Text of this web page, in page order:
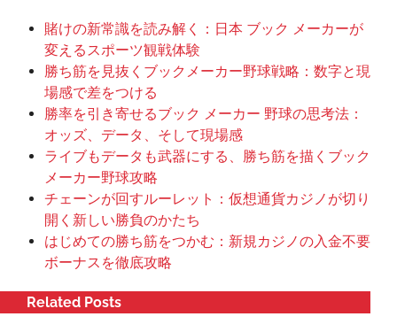
賭けの新常識を読み解く：日本 ブック メーカーが
変えるスポーツ観戦体験
勝ち筋を見抜くブックメーカー野球戦略：数字と現
場感で差をつける
勝率を引き寄せるブック メーカー 野球の思考法：
オッズ、データ、そして現場感
ライブもデータも武器にする、勝ち筋を描くブック
メーカー野球攻略
チェーンが回すルーレット：仮想通貨カジノが切り
開く新しい勝負のかたち
はじめての勝ち筋をつかむ：新規カジノの入金不要
ボーナスを徹底攻略
Related Posts